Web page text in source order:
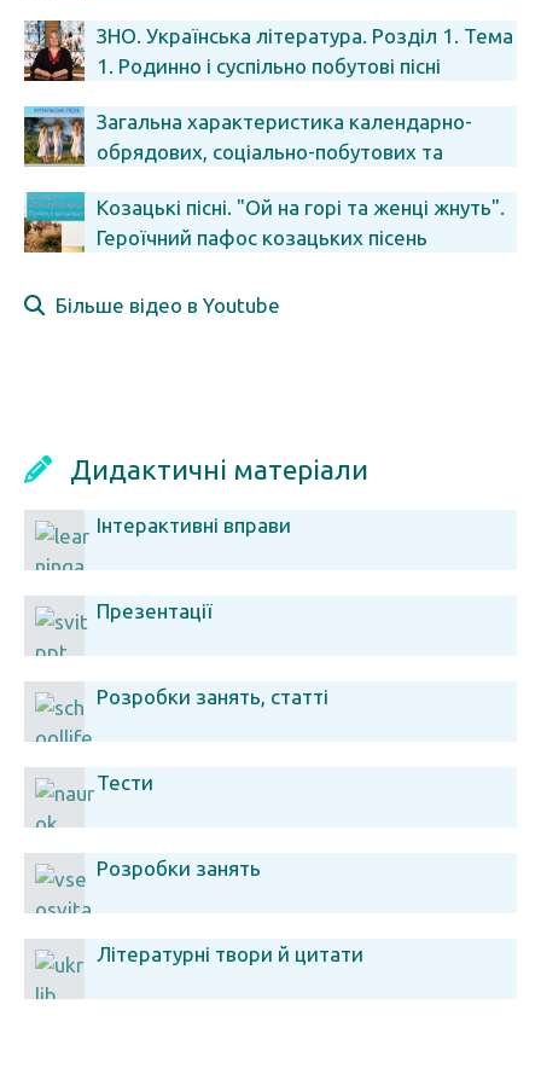
ЗНО. Українська література. Розділ 1. Тема
1. Родинно і суспільно побутові пісні
Загальна характеристика календарно-
обрядових, соціально-побутових та
Козацькі пісні. "Ой на горі та женці жнуть".
Героїчний пафос козацьких пісень
Більше відео в Youtube
Дидактичні матеріали
Інтерактивні вправи
Презентації
Розробки занять, статті
Тести
Розробки занять
Літературні твори й цитати